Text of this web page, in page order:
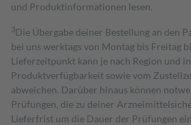
und Produktinformationen lesen.
3Die Übergabe deiner Bestellung an den
bei uns werktags von Montag bis Freitag
Lieferzeitpunkt kann je nach Region und
Produktverfügbarkeit sowie vom
abweichen. Darüber hinaus können
Prüfungen, die zu deiner
Lieferfrist um die Dauer der Prüfungen